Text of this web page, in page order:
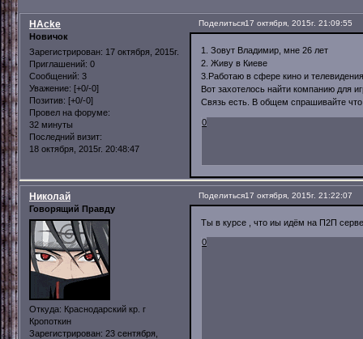
Поделиться17 октября, 2015г. 21:09:55
HAcke
Новичок
Зарегистрирован: 17 октября, 2015г.
Приглашений: 0
Сообщений: 3
Уважение: [+0/-0]
Позитив: [+0/-0]
Провел на форуме:
32 минуты
Последний визит:
18 октября, 2015г. 20:48:47
1. Зовут Владимир, мне 26 лет
2. Живу в Киеве
3.Работаю в сфере кино и телевидения
Вот захотелось найти компанию для
Связь есть. В общем спрашивайте
0
Поделиться17 октября, 2015г. 21:22:07
Николай
Говорящий Правду
Откуда: Краснодарский кр. г
Кропоткин
Зарегистрирован: 23 сентября,
Ты в курсе , что иы идём на П2П
0